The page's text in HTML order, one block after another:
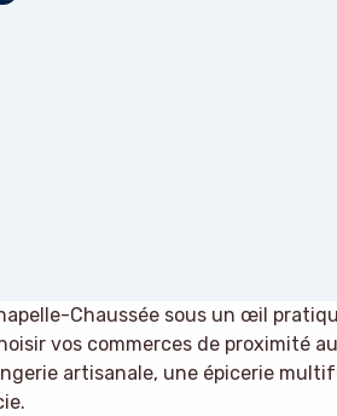
Chaussée sous un œil
vos commerces de proximité
artisanale, une épicerie